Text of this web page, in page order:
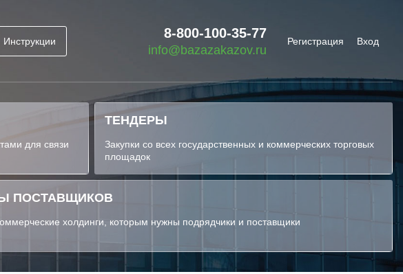
Инструкции
8-800-100-35-77
info@bazazakazov.ru
Регистрация Вход
для связи
ТЕНДЕРЫ
Закупки со всех государственных и коммерческих торговых
площадок
ПОСТАВЩИКОВ
холдинги, которым нужны подрядчики и поставщики